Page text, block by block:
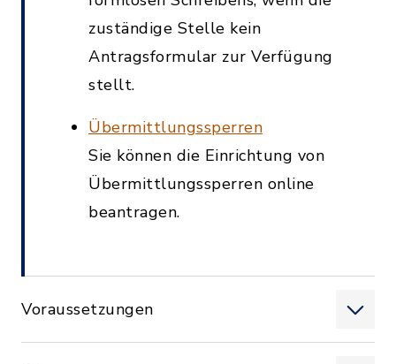
zuständige Stelle kein
Antragsformular zur Verfügung
stellt.
Übermittlungssperren
Sie können die Einrichtung von
Übermittlungssperren online
beantragen.
Voraussetzungen